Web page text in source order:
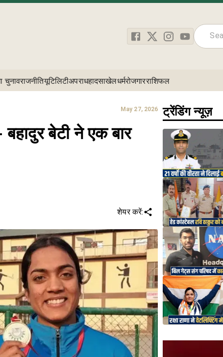
चुनावराजनीतियूटिलिटीअपराधहादसाखेलधर्मरोजगारराशिफल
May 27, 2026
बहादुर बेटी ने एक बार
शेयर करें:
ट्रेंडिंग न्यूज़